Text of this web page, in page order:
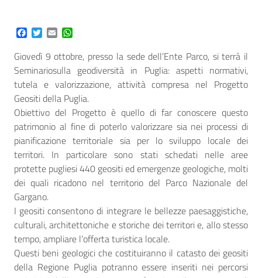
Facebook
Twitter
Email
Giovedì 9 ottobre, presso la sede dell’Ente Parco, si terrà il
Seminariosulla geodiversità in Puglia: aspetti normativi,
tutela e valorizzazione, attività compresa nel Progetto
Geositi della Puglia.
Obiettivo del Progetto è quello di far conoscere questo
patrimonio al fine di poterlo valorizzare sia nei processi di
pianificazione territoriale sia per lo sviluppo locale dei
territori. In particolare sono stati schedati nelle aree
protette pugliesi 440 geositi ed emergenze geologiche, molti
dei quali ricadono nel territorio del Parco Nazionale del
Gargano.
I geositi consentono di integrare le bellezze paesaggistiche,
culturali, architettoniche e storiche dei territori e, allo stesso
tempo, ampliare l’offerta turistica locale.
Questi beni geologici che costituiranno il catasto dei geositi
della Regione Puglia potranno essere inseriti nei percorsi